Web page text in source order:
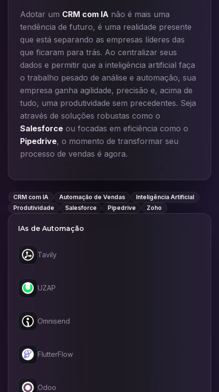
Adotar um CRM com IA não é mais uma
tendência de futuro, é uma realidade presente
que está separando as empresas líderes das
que ficaram para trás. Ao centralizar seus
dados e permitir que a inteligência artificial faça
o trabalho pesado de análise e automação, sua
empresa ganha agilidade, precisão e, acima de
tudo, uma produtividade sem precedentes. Seja
através de soluções robustas como o
Salesforce ou focadas em eficiência como o
Pipedrive, o momento de transformar seu
processo de vendas é agora.
CRM com IA Automação de Vendas
Inteligência Artificial
Produtividade
Salesforce Pipedrive Zoho
IAs de Automação
Tavily
UZAP
Omnisend
FlutterFlow
Odoo